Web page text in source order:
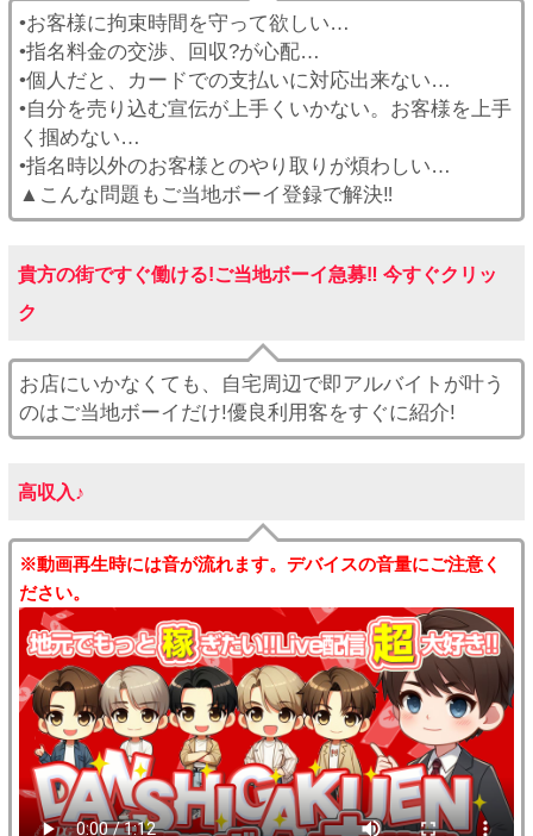
•お客様に拘束時間を守って欲しい…
•指名料金の交渉、回収?が心配…
•個人だと、カードでの支払いに対応出来ない…
•自分を売り込む宣伝が上手くいかない。お客様を上手
く掴めない…
•指名時以外のお客様とのやり取りが煩わしい…
▲こんな問題もご当地ボーイ登録で解決‼︎
貴方の街ですぐ働ける!ご当地ボーイ急募‼︎ 今すぐクリッ
ク
お店にいかなくても、自宅周辺で即アルバイトが叶う
のはご当地ボーイだけ!優良利用客をすぐに紹介!
高収入♪
※動画再生時には音が流れます。デバイスの音量にご注意く
ださい。